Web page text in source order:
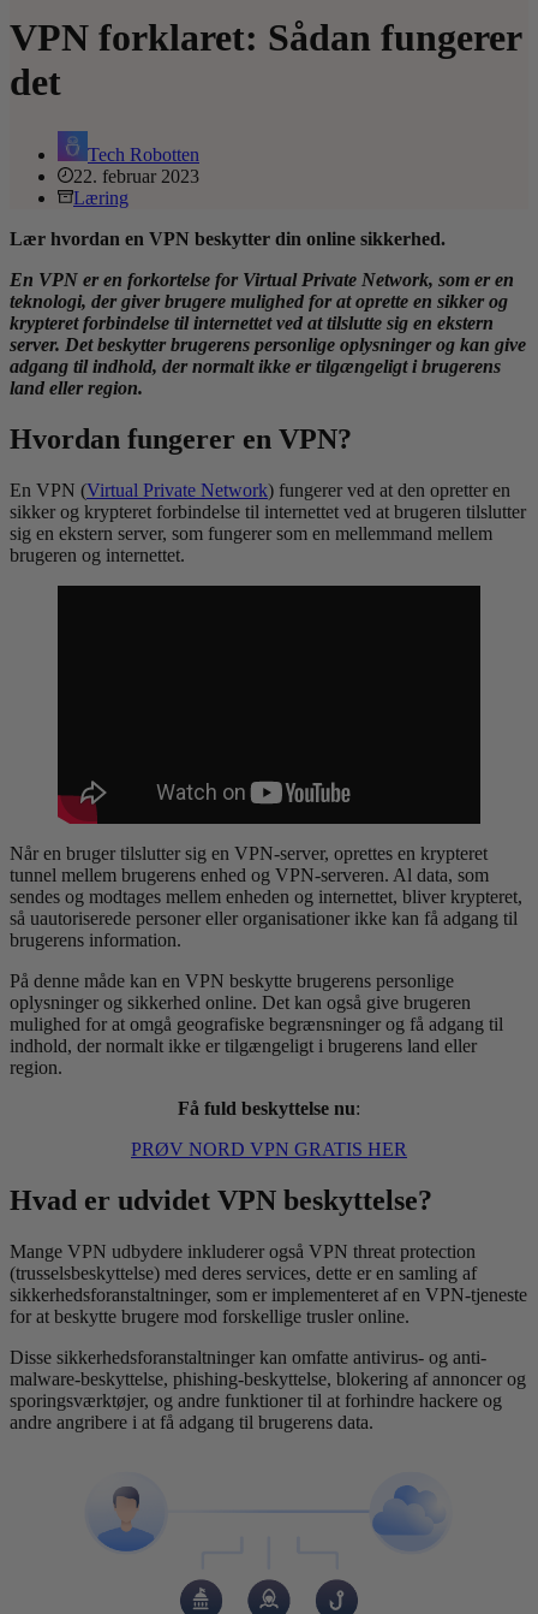
VPN forklaret: Sådan fungerer
det
Tech Robotten
22. februar 2023
Læring
Lær hvordan en VPN beskytter din online sikkerhed.
En VPN er en forkortelse for Virtual Private Network, som er en
teknologi, der giver brugere mulighed for at oprette en sikker og
krypteret forbindelse til internettet ved at tilslutte sig en ekstern
server. Det beskytter brugerens personlige oplysninger og kan give
adgang til indhold, der normalt ikke er tilgængeligt i brugerens
land eller region.
Hvordan fungerer en VPN?
En VPN (Virtual Private Network) fungerer ved at den opretter en
sikker og krypteret forbindelse til internettet ved at brugeren tilslutter
sig en ekstern server, som fungerer som en mellemmand mellem
brugeren og internettet.
Når en bruger tilslutter sig en VPN-server, oprettes en krypteret
tunnel mellem brugerens enhed og VPN-serveren. Al data, som
sendes og modtages mellem enheden og internettet, bliver krypteret,
så uautoriserede personer eller organisationer ikke kan få adgang til
brugerens information.
På denne måde kan en VPN beskytte brugerens personlige
oplysninger og sikkerhed online. Det kan også give brugeren
mulighed for at omgå geografiske begrænsninger og få adgang til
indhold, der normalt ikke er tilgængeligt i brugerens land eller
region.
Få fuld beskyttelse nu:
PRØV NORD VPN GRATIS HER
Hvad er udvidet VPN beskyttelse?
Mange VPN udbydere inkluderer også VPN threat protection
(trusselsbeskyttelse) med deres services, dette er en samling af
sikkerhedsforanstaltninger, som er implementeret af en VPN-tjeneste
for at beskytte brugere mod forskellige trusler online.
Disse sikkerhedsforanstaltninger kan omfatte antivirus- og anti-
malware-beskyttelse, phishing-beskyttelse, blokering af annoncer og
sporingsværktøjer, og andre funktioner til at forhindre hackere og
andre angribere i at få adgang til brugerens data.